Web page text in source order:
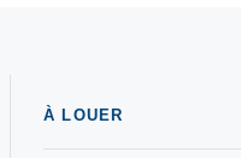
À LOUER